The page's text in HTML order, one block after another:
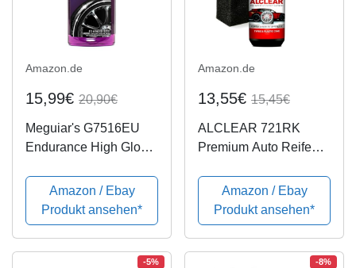
Amazon.de
15,99€ 20,90€
Meguiar's G7516EU
Endurance High Gloss
473 mlAmazon / Ebay
Produkt ansehen*
Amazon.de
13,55€ 15,45€
ALCLEAR 721RK
Premium Auto Reifen-
1.000 ml
Amazon / Ebay
Produkt ansehen*
-5% -8%